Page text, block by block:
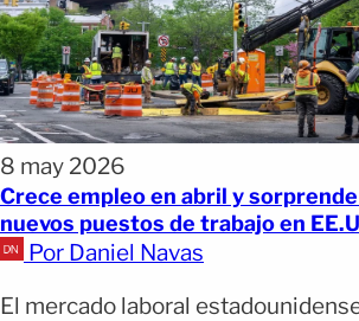
8 may 2026
Crece empleo en abril y
nuevos puestos de trabajo en
Por Daniel Navas
El mercado laboral